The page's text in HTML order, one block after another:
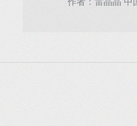
作者：雷晶晶 中